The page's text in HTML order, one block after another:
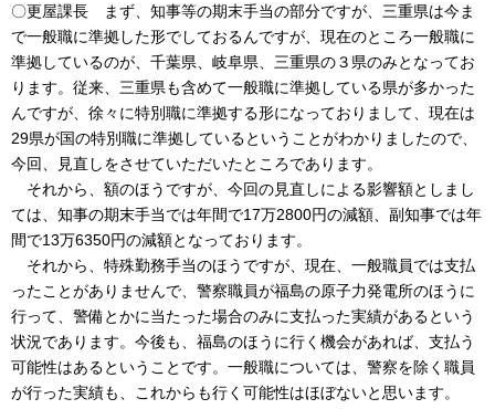
〇更屋課長 まず、知事等の期末手当の部分ですが、三重県は今ま
で一般職に準拠した形でしておるんですが、現在のところ一般職に
準拠しているのが、千葉県、岐阜県、三重県の３県のみとなってお
ります。従来、三重県も含めて一般職に準拠している県が多かった
んですが、徐々に特別職に準拠する形になっておりまして、現在は
29県が国の特別職に準拠しているということがわかりましたので、
今回、見直しをさせていただいたところであります。
それから、額のほうですが、今回の見直しによる影響額としまし
ては、知事の期末手当では年間で17万2800円の減額、副知事では年
間で13万6350円の減額となっております。
それから、特殊勤務手当のほうですが、現在、一般職員では支払
ったことがありませんで、警察職員が福島の原子力発電所のほうに
行って、警備とかに当たった場合のみに支払った実績があるという
状況であります。今後も、福島のほうに行く機会があれば、支払う
可能性はあるということです。一般職については、警察を除く職員
が行った実績も、これからも行く可能性はほぼないと思います。